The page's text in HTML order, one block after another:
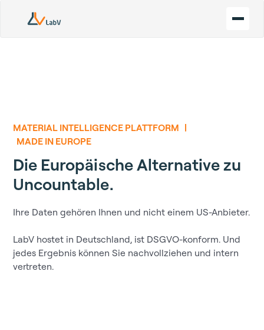
MATERIAL INTELLIGENCE PLATTFORM |
MADE IN EUROPE
Die Europäische Alternative zu
Uncountable.
Ihre Daten gehören Ihnen und nicht einem US-Anbieter.
LabV hostet in Deutschland, ist DSGVO-konform. Und
jedes Ergebnis können Sie nachvollziehen und intern
vertreten.